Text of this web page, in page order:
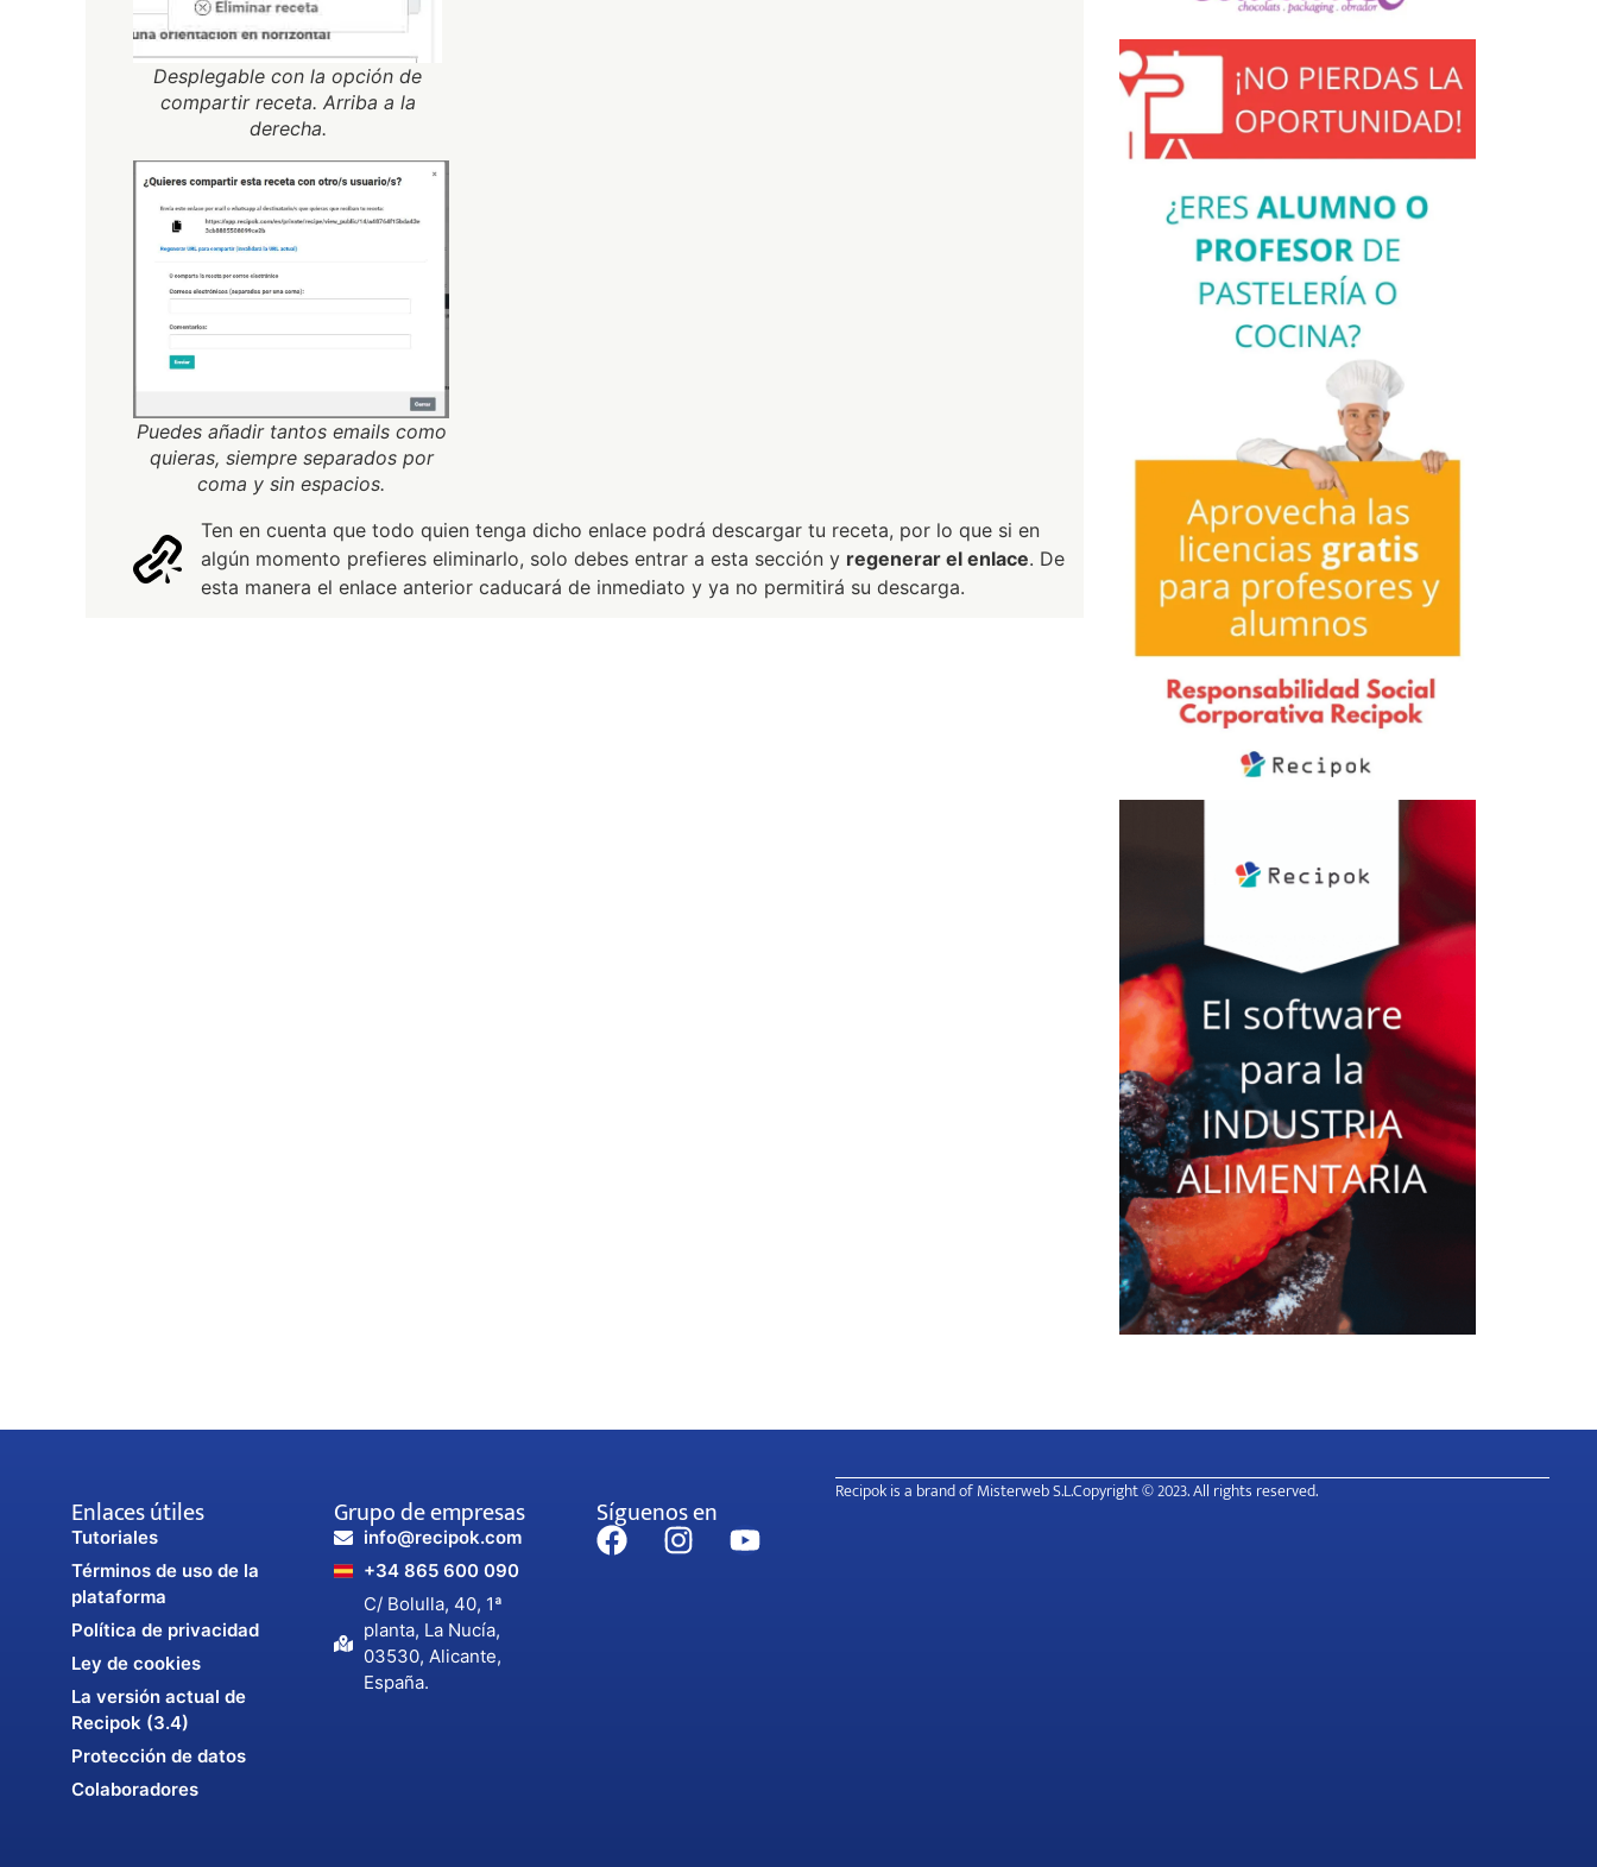
Desplegable con la opción de
compartir receta. Arriba a la
derecha.
Puedes añadir tantos emails como
quieras, siempre separados por
coma y sin espacios.
Ten en cuenta que todo quien tenga dicho enlace podrá descargar tu receta, por lo que si en
algún momento prefieres eliminarlo, solo debes entrar a esta sección y regenerar el enlace. De
esta manera el enlace anterior caducará de inmediato y ya no permitirá su descarga.
Enlaces útiles
Tutoriales
Términos de uso de la
plataforma
Política de privacidad
Ley de cookies
La versión actual de
Recipok (3.4)
Protección de datos
Colaboradores
Grupo de empresas
info@recipok.com
+34 865 600 090
C/ Bolulla, 40, 1ª
planta, La Nucía,
03530, Alicante,
España.
Síguenos en
Recipok is a brand of Misterweb S.L.Copyright © 2023. All rights reserved.